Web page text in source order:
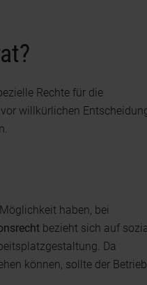
Rechte für die
willkürlichen
haben, bei
bezieht sich auf
Da
können, sollte der